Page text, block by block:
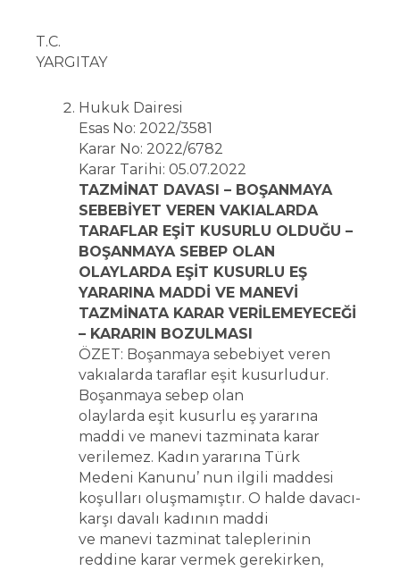
T.C.
YARGITAY
Hukuk Dairesi
Esas No: 2022/3581
Karar No: 2022/6782
Karar Tarihi: 05.07.2022
TAZMİNAT DAVASI – BOŞANMAYA
SEBEBİYET VEREN VAKIALARDA
TARAFLAR EŞİT KUSURLU OLDUĞU –
BOŞANMAYA SEBEP OLAN
OLAYLARDA EŞİT KUSURLU EŞ
YARARINA MADDİ VE MANEVİ
TAZMİNATA KARAR VERİLEMEYECEĞİ
– KARARIN BOZULMASI
ÖZET: Boşanmaya sebebiyet veren
vakıalarda taraflar eşit kusurludur.
Boşanmaya sebep olan
olaylarda eşit kusurlu eş yararına
maddi ve manevi tazminata karar
verilemez. Kadın yararına Türk
Medeni Kanunu’ nun ilgili maddesi
koşulları oluşmamıştır. O halde davacı-
karşı davalı kadının maddi
ve manevi tazminat taleplerinin
reddine karar vermek gerekirken,